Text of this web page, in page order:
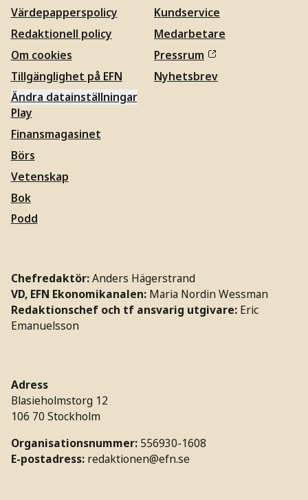
Värdepapperspolicy
Redaktionell policy
Om cookies
Tillgänglighet på EFN
Ändra datainställningar
Kundservice
Medarbetare
Pressrum
Nyhetsbrev
Play
Finansmagasinet
Börs
Vetenskap
Bok
Podd
Chefredaktör:Anders Hägerstrand
VD, EFN Ekonomikanalen: Maria Nordin Wessman
Redaktionschef och tf ansvarig utgivare: Eric
Emanuelsson
Adress
Blasieholmstorg 12
106 70 Stockholm
Organisationsnummer: 556930-1608
E-postadress: redaktionen@efn.se